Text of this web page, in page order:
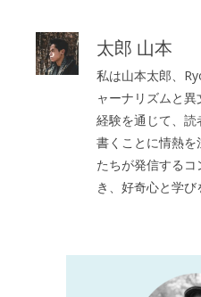
太郎 山本
私は山本太郎、
ャーナリズムと
経験を通じて、
書くことに情熱
たちが発信する
き、好奇心と学び